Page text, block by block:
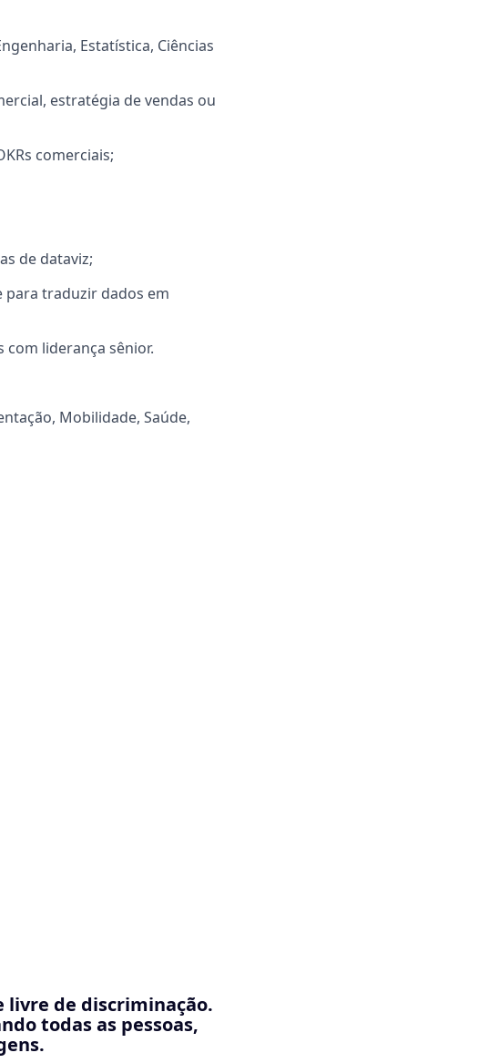
Estatística, Ciências
estratégia de vendas ou
comerciais;
de dataviz;
para traduzir dados em
liderança sênior.
Mobilidade, Saúde,
de discriminação.
todas as pessoas,